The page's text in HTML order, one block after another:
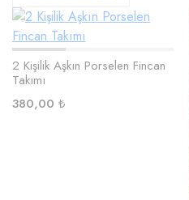
2 Kişilik Aşkın Porselen Fincan
Takımı
380,00 ₺